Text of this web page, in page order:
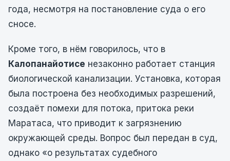
года, несмотря на постановление суда о его
сносе.
Кроме того, в нём говорилось, что в
Калопанайотисе незаконно работает станция
биологической канализации. Установка, которая
была построена без необходимых разрешений,
создаёт помехи для потока, притока реки
Маратаса, что приводит к загрязнению
окружающей среды. Вопрос был передан в суд,
однако «о результатах судебного